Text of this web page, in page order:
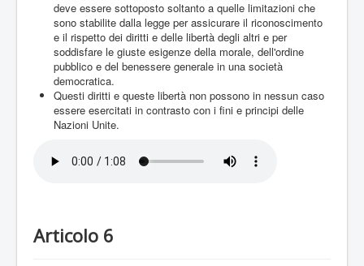
deve essere sottoposto soltanto a quelle limitazioni che
sono stabilite dalla legge per assicurare il riconoscimento
e il rispetto dei diritti e delle libertà degli altri e per
soddisfare le giuste esigenze della morale, dell'ordine
pubblico e del benessere generale in una società
democratica.
Questi diritti e queste libertà non possono in nessun caso
essere esercitati in contrasto con i fini e principi delle
Nazioni Unite.
Articolo 6